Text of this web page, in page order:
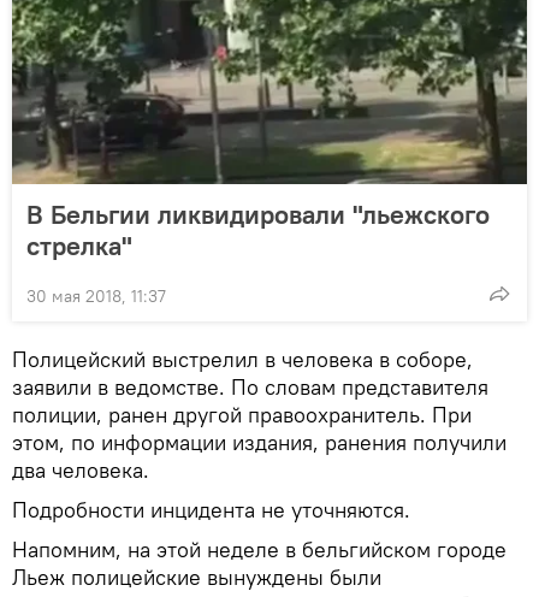
В Бельгии ликвидировали "льежского
стрелка"
30 мая 2018, 11:37
Полицейский выстрелил в человека в соборе,
заявили в ведомстве. По словам представителя
полиции, ранен другой правоохранитель. При
этом, по информации издания, ранения получили
два человека.
Подробности инцидента не уточняются.
Напомним, на этой неделе в бельгийском городе
Льеж полицейские вынуждены были